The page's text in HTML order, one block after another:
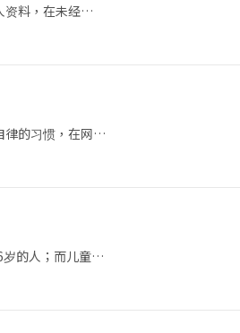
资料，在未经…
律的习惯，在网…
岁的人；而儿童…